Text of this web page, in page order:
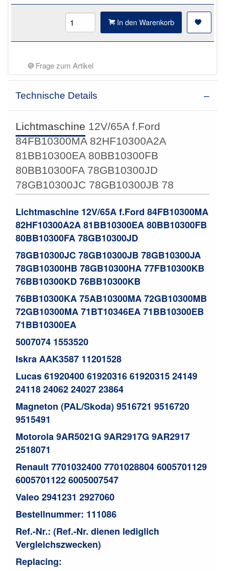
In den Warenkorb
Frage zum Artikel
Technische Details
Lichtmaschine 12V/65A f.Ford
84FB10300MA 82HF10300A2A
81BB10300EA 80BB10300FB
80BB10300FA 78GB10300JD
78GB10300JC 78GB10300JB 78
Lichtmaschine 12V/65A f.Ford 84FB10300MA
82HF10300A2A 81BB10300EA 80BB10300FB
80BB10300FA 78GB10300JD
78GB10300JC78GB10300JB 78GB10300JA
78GB10300HB 78GB10300HA 77FB10300KB
76BB10300KD 76BB10300KB
76BB10300KA 75AB10300MA 72GB10300MB
72GB10300MA 71BT10346EA 71BB10300EB
71BB10300EA
5007074 1553520
Iskra AAK3587 11201528
Lucas 61920400 61920316 61920315 24149
24118 24062 24027 23864
Magneton (PAL/Skoda) 9516721 9516720
9515491
Motorola 9AR5021G 9AR2917G 9AR2917
2518071
Renault 7701032400 7701028804 6005701129
6005701122 6005007547
Valeo 2941231 2927060
Bestellnummer: 111086
Ref.-Nr.: (Ref.-Nr. dienen lediglich
Vergleichszwecken)
Replacing: